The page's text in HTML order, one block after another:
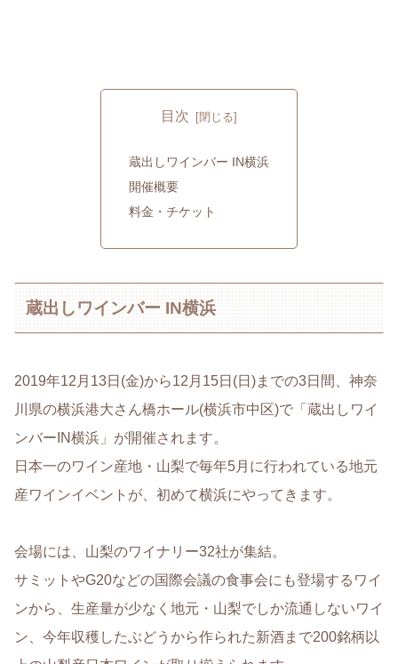
目次
蔵出しワインバー IN横浜
開催概要
料金・チケット
蔵出しワインバー IN横浜
2019年12月13日(金)から12月15日(日)までの3日間、神奈
川県の横浜港大さん橋ホール(横浜市中区)で「蔵出しワイ
ンバーIN横浜」が開催されます。
日本一のワイン産地・山梨で毎年5月に行われている地元
産ワインイベントが、初めて横浜にやってきます。
会場には、山梨のワイナリー32社が集結。
サミットやG20などの国際会議の食事会にも登場するワイ
ンから、生産量が少なく地元・山梨でしか流通しないワイ
ン、今年収穫したぶどうから作られた新酒まで200銘柄以